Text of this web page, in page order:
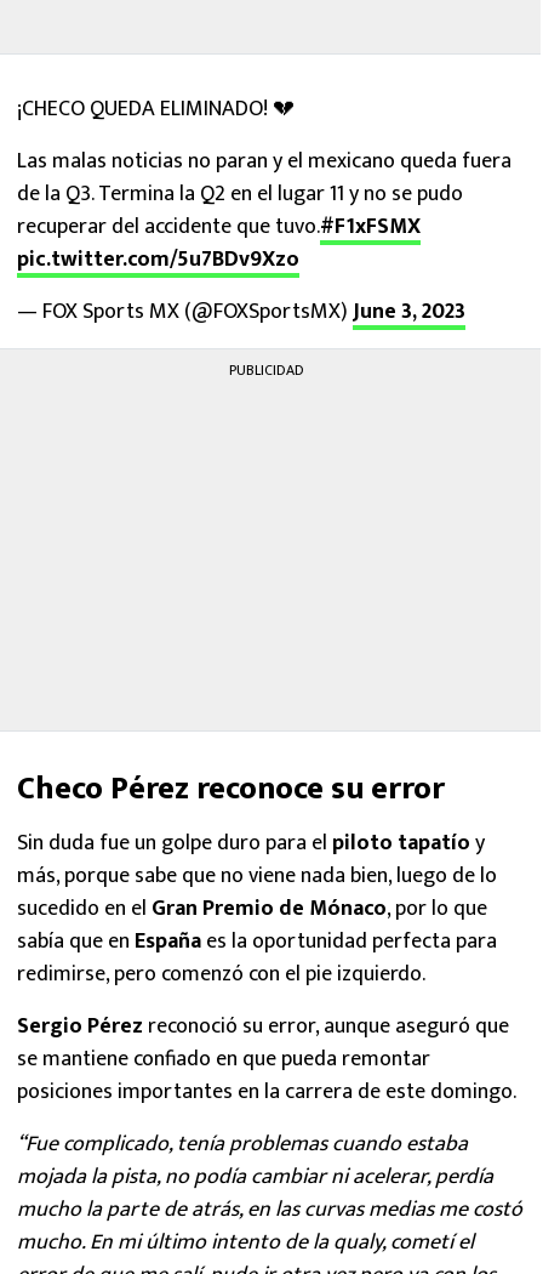
¡CHECO QUEDA ELIMINADO! 💔
Las malas noticias no paran y el mexicano queda fuera
de la Q3. Termina la Q2 en el lugar 11 y no se pudo
recuperar del accidente que tuvo.#F1xFSMX
pic.twitter.com/5u7BDv9Xzo
— FOX Sports MX (@FOXSportsMX)June 3, 2023
PUBLICIDAD
Checo Pérez reconoce su error
Sin duda fue un golpe duro para el piloto tapatíoy
más, porque sabe que no viene nada bien, luego de lo
sucedido en el Gran Premio de Mónaco, por lo que
sabía que en Españaes la oportunidad perfecta para
redimirse, pero comenzó con el pie izquierdo.
Sergio Pérez reconoció su error, aunque aseguró que
se mantiene confiado en que pueda remontar
posiciones importantes en la carrera de este domingo.
“Fue complicado, tenía problemas cuando estaba
mojada la pista, no podía cambiar ni acelerar, perdía
mucho la parte de atrás, en las curvas medias me costó
mucho. En mi último intento de la qualy, cometí el